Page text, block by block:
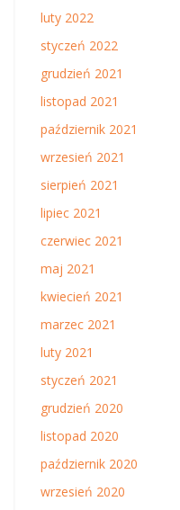
luty 2022
styczeń 2022
grudzień 2021
listopad 2021
październik 2021
wrzesień 2021
sierpień 2021
lipiec 2021
czerwiec 2021
maj 2021
kwiecień 2021
marzec 2021
luty 2021
styczeń 2021
grudzień 2020
listopad 2020
październik 2020
wrzesień 2020